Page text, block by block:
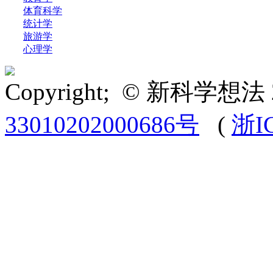
体育科学
统计学
旅游学
心理学
Copyright; © 新科学想
33010202000686号 ( 浙